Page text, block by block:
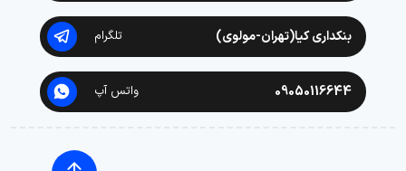
بنکداری کیا(تهران-مولوی) تلگرام
09050116644 واتس آپ